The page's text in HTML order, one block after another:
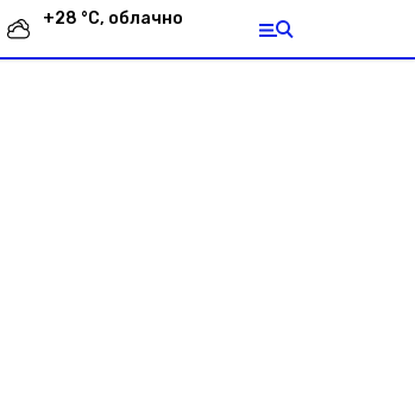
+28 °С, облачно